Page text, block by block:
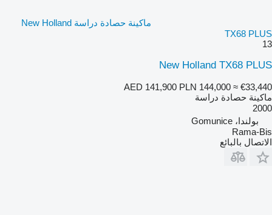
ماكينة حصادة دراسة New Holland
TX68 PLUS
13
New Holland TX68 PLUS
AED 141,900 PLN 144,000 ≈ €33,440
ماكينة حصادة دراسة
2000
بولندا، Gomunice
Rama-Bis
الاتصال بالبائع